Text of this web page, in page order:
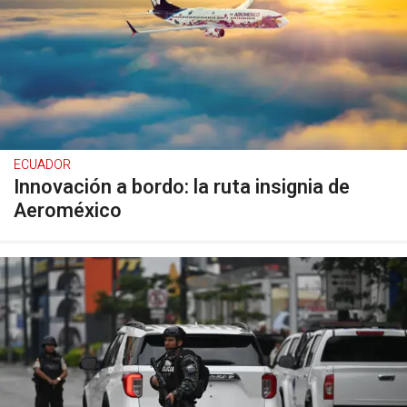
ECUADOR
Innovación a bordo: la ruta insignia de
Aeroméxico